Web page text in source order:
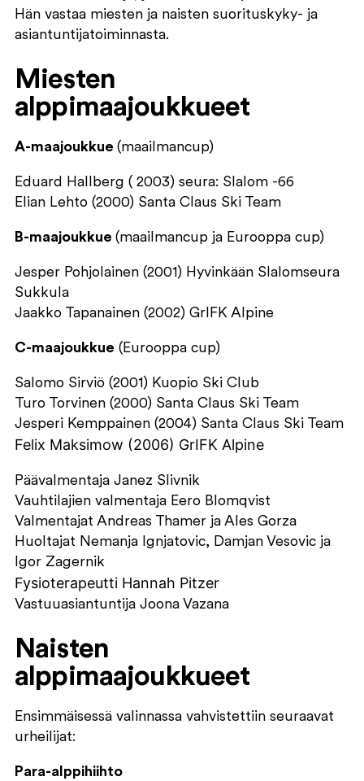
Hän vastaa miesten ja naisten suorituskyky- ja
asiantuntijatoiminnasta.
Miesten
alppimaajoukkueet
A-maajoukkue (maailmancup)
Eduard Hallberg ( 2003) seura: Slalom -66
Elian Lehto (2000) Santa Claus Ski Team
B-maajoukkue (maailmancup ja Eurooppa cup)
Jesper Pohjolainen (2001) Hyvinkään Slalomseura
Sukkula
Jaakko Tapanainen (2002) GrIFK Alpine
C-maajoukkue (Eurooppa cup)
Salomo Sirviö (2001) Kuopio Ski Club
Turo Torvinen (2000) Santa Claus Ski Team
Jesperi Kemppainen (2004) Santa Claus Ski Team
Felix Maksimow (2006) GrIFK Alpine
Päävalmentaja Janez Slivnik
Vauhtilajien valmentaja Eero Blomqvist
Valmentajat Andreas Thamer ja Ales Gorza
Huoltajat Nemanja Ignjatovic, Damjan Vesovic ja
Igor Zagernik
Fysioterapeutti Hannah Pitzer
Vastuuasiantuntija Joona Vazana
Naisten
alppimaajoukkueet
Ensimmäisessä valinnassa vahvistettiin seuraavat
urheilijat:
Para-alppihiihto